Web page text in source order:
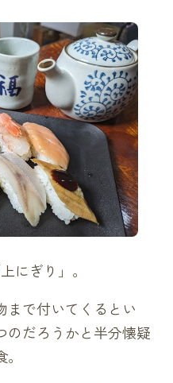
にぎり」。
まで付いてくるとい
のだろうかと半分懐疑